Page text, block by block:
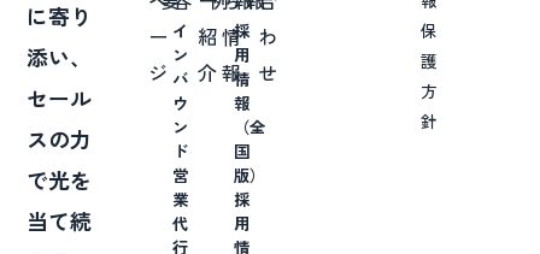
に寄り
添い、
セール
スの力
で光を
当て続
ー
ジ
イ
ン
バ
ウ
ン
ド
営
業
代
行
紹
介
情
報
採
用
情
報
（全
国
版）
採
用
情
わ
せ
保
護
方
針